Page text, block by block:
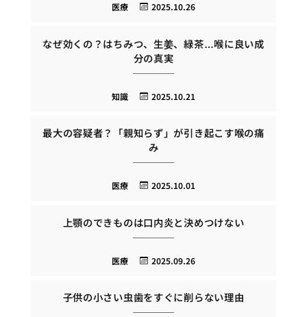
2025.10.26
医療
なぜ効くの？はちみつ、生姜、緑茶…喉に良い成
分の真実
2025.10.21
知識
最大の容疑者？「親知らず」が引き起こす喉の痛
み
2025.10.01
医療
上顎のできものは口内炎と決めつけない
2025.09.26
医療
子供の小さい虫歯をすぐに削らない理由